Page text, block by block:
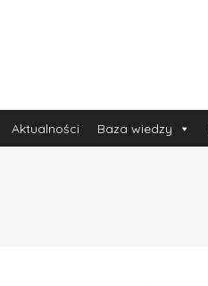
Aktualności Baza wiedzy